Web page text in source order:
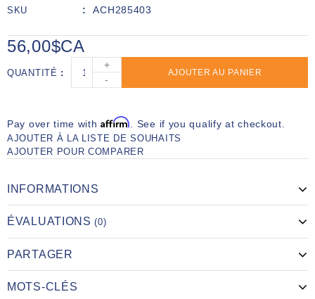
SKU ACH285403
56,00$CA
QUANTITÉ
+
-
AJOUTER AU PANIER
Pay over time withAffirm. See if you qualify at checkout.
AJOUTER À LA LISTE DE SOUHAITS
AJOUTER POUR COMPARER
INFORMATIONS
ÉVALUATIONS(0)
PARTAGER
MOTS-CLÉS